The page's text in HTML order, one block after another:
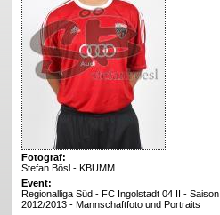
Fotograf:
Stefan Bösl - KBUMM
Event:
Regionalliga Süd - FC Ingolstadt 04 II - Saison
2012/2013 - Mannschaftfoto und Portraits